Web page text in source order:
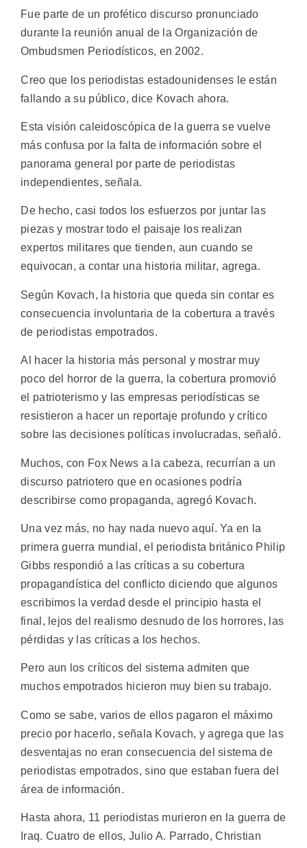
Fue parte de un profético discurso pronunciado
durante la reunión anual de la Organización de
Ombudsmen Periodísticos, en 2002.
Creo que los periodistas estadounidenses le están
fallando a su público, dice Kovach ahora.
Esta visión caleidoscópica de la guerra se vuelve
más confusa por la falta de información sobre el
panorama general por parte de periodistas
independientes, señala.
De hecho, casi todos los esfuerzos por juntar las
piezas y mostrar todo el paisaje los realizan
expertos militares que tienden, aun cuando se
equivocan, a contar una historia militar, agrega.
Según Kovach, la historia que queda sin contar es
consecuencia involuntaria de la cobertura a través
de periodistas empotrados.
Al hacer la historia más personal y mostrar muy
poco del horror de la guerra, la cobertura promovió
el patrioterismo y las empresas periodísticas se
resistieron a hacer un reportaje profundo y crítico
sobre las decisiones políticas involucradas, señaló.
Muchos, con Fox News a la cabeza, recurrían a un
discurso patriotero que en ocasiones podría
describirse como propaganda, agregó Kovach.
Una vez más, no hay nada nuevo aquí. Ya en la
primera guerra mundial, el periodista británico Philip
Gibbs respondió a las críticas a su cobertura
propagandística del conflicto diciendo que algunos
escribimos la verdad desde el principio hasta el
final, lejos del realismo desnudo de los horrores, las
pérdidas y las críticas a los hechos.
Pero aun los críticos del sistema admiten que
muchos empotrados hicieron muy bien su trabajo.
Como se sabe, varios de ellos pagaron el máximo
precio por hacerlo, señala Kovach, y agrega que las
desventajas no eran consecuencia del sistema de
periodistas empotrados, sino que estaban fuera del
área de información.
Hasta ahora, 11 periodistas murieron en la guerra de
Iraq. Cuatro de ellos, Julio A. Parrado, Christian